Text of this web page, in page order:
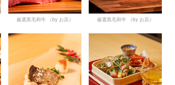
厳選黒毛和牛 （by お店） 厳選黒毛和牛 （by お店）